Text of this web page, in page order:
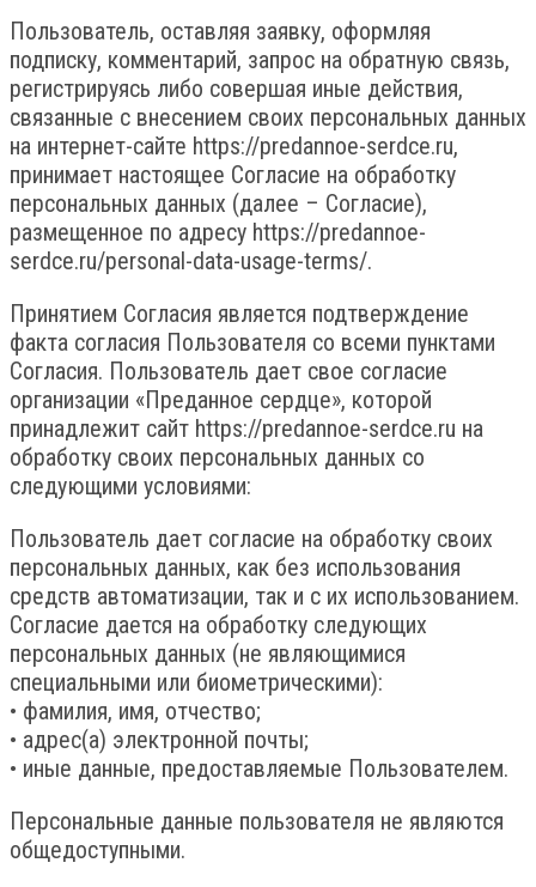
Пользователь, оставляя заявку, оформляя
подписку, комментарий, запрос на обратную связь,
регистрируясь либо совершая иные действия,
связанные с внесением своих персональных данных
на интернет-сайте https://predannoe-serdce.ru,
принимает настоящее Согласие на обработку
персональных данных (далее – Согласие),
размещенное по адресу https://predannoe-
serdce.ru/personal-data-usage-terms/.
Принятием Согласия является подтверждение
факта согласия Пользователя со всеми пунктами
Согласия. Пользователь дает свое согласие
организации «Преданное сердце», которой
принадлежит сайт https://predannoe-serdce.ru на
обработку своих персональных данных со
следующими условиями:
Пользователь дает согласие на обработку своих
персональных данных, как без использования
средств автоматизации, так и с их использованием.
Согласие дается на обработку следующих
персональных данных (не являющимися
специальными или биометрическими):
• фамилия, имя, отчество;
• адрес(а) электронной почты;
• иные данные, предоставляемые Пользователем.
Персональные данные пользователя не являются
общедоступными.